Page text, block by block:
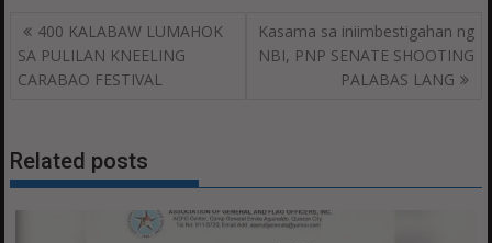
Post
navigation
400 KALABAW LUMAHOK
SA PULILAN KNEELING
CARABAO FESTIVAL
Kasama sa iniimbestigahan ng
NBI, PNP SENATE SHOOTING
PALABAS LANG
Related posts